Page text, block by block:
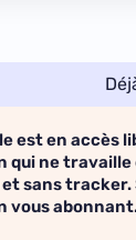
est en accès
qui ne travaille
et sans
vous